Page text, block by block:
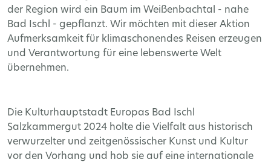
der Region wird ein Baum im Weißenbachtal - nahe
Bad Ischl - gepflanzt. Wir möchten mit dieser Aktion
Aufmerksamkeit für klimaschonendes Reisen erzeugen
und Verantwortung für eine lebenswerte Welt
übernehmen.
Die Kulturhauptstadt Europas Bad Ischl
Salzkammergut 2024 holte die Vielfalt aus historisch
verwurzelter und zeitgenössischer Kunst und Kultur
vor den Vorhang und hob sie auf eine internationale